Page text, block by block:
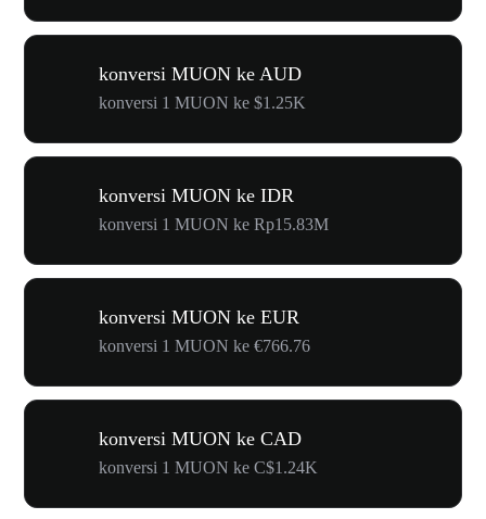
konversi MUON ke AUD
konversi 1 MUON ke $1.25K
konversi MUON ke IDR
konversi 1 MUON ke Rp15.83M
konversi MUON ke EUR
konversi 1 MUON ke €766.76
konversi MUON ke CAD
konversi 1 MUON ke C$1.24K